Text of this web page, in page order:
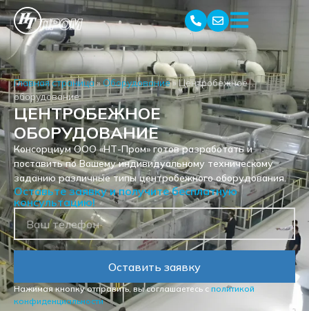
Главная страница»Оборудование»Центробежное
оборудование
ЦЕНТРОБЕЖНОЕ
ОБОРУДОВАНИЕ
Консорциум ООО «НТ-Пром» готов разработать и
поставить по Вашему индивидуальному техническому
заданию различные типы центробежного оборудования.
Оставьте заявку и получите бесплатную
консультацию!
Оставить заявку
Нажимая кнопку отправить, вы соглашаетесь с политикой
конфиденциальности